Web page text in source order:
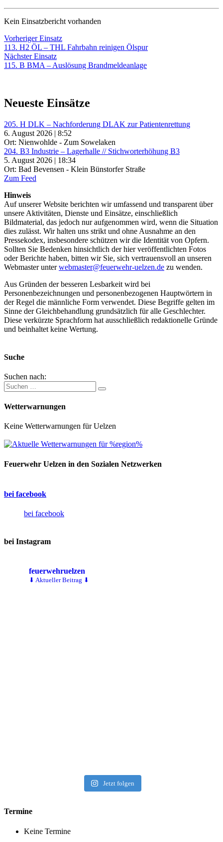
Kein Einsatzbericht vorhanden
Beitragsnavigation
Vorheriger EinsatzVorheriger
Einsatz:
113. H2 ÖL – THL Fahrbahn reinigen Ölspur
Nächster EinsatzNächster
Einsatz:
115. B BMA – Auslösung Brandmeldeanlage
Neueste Einsätze
205. H DLK – Nachforderung DLAK zur Patientenrettung
6. August 2026 | 8:52
Ort: Nienwohlde - Zum Sowelaken
204. B3 Industrie – Lagerhalle // Stichworterhöhung B3
5. August 2026 | 18:34
Ort: Bad Bevensen - Klein Bünstorfer Straße
Zum Feed
Hinweis
Auf unserer Website berichten wir umfassend und transparent über
unsere Aktivitäten, Dienste und Einsätze, einschließlich
Bildmaterial, das jedoch nur aufgenommen wird, wenn die Situation
dies zulässt. Wir halten uns strikt und ohne Ausnahme an den
Pressekodex, insbesondere schützen wir die Identität von Opfern.
Sollten Sie Bedenken hinsichtlich der hier veröffentlichten Fotos
oder Berichte haben, bitten wir Sie, sich vertrauensvoll an unseren
Webmaster unterwebmaster@feuerwehr-uelzen.de zu wenden.
Aus Gründen der besseren Lesbarkeit wird bei
Personenbezeichnungen und personenbezogenen Hauptwörtern in
der Regel die männliche Form verwendet. Diese Begriffe gelten im
Sinne der Gleichbehandlung grundsätzlich für alle Geschlechter.
Diese verkürzte Sprachform hat ausschließlich redaktionelle Gründe
und beinhaltet keine Wertung.
Suche
Suchen nach:
Wetterwarnungen
Keine Wetterwarnungen für Uelzen
Feuerwehr Uelzen in den Sozialen Netzwerken
bei facebook
bei facebook
bei Instagram
feuerwehruelzen
⬇ Aktueller Beitrag ⬇
Jetzt folgen
Termine
Keine Termine